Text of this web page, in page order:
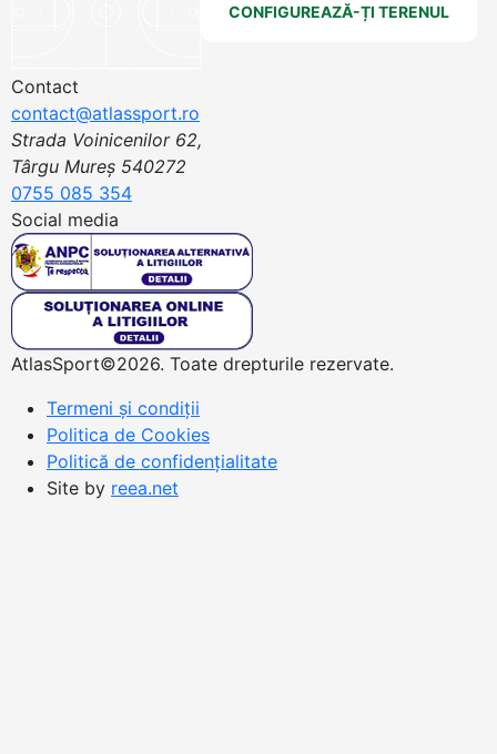
CONFIGUREAZĂ-ȚI TERENUL
Contact
contact@atlassport.ro
Strada Voinicenilor 62,
Târgu Mureș 540272
0755 085 354
Social media
AtlasSport©2026. Toate drepturile rezervate.
Termeni și condiții
Politica de Cookies
Politică de confidențialitate
Site by reea.net